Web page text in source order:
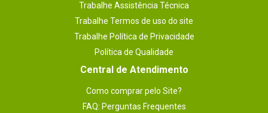
Trabalhe Assistência Técnica
Trabalhe Termos de uso do site
Trabalhe Política de Privacidade
Política de Qualidade
Central de Atendimento
Como comprar pelo Site?
FAQ: Perguntas Frequentes